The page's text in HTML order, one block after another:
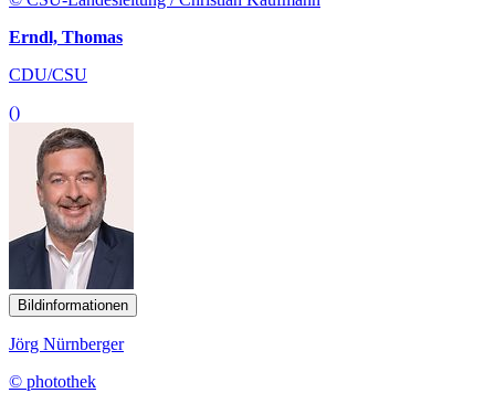
Erndl, Thomas
CDU/CSU
()
Bildinformationen
Jörg Nürnberger
© photothek